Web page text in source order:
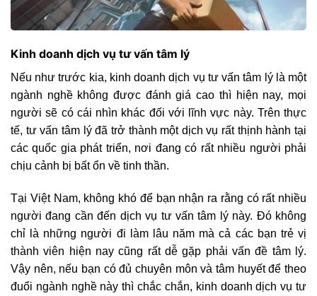
Kinh doanh dịch vụ tư vấn tâm lý
Nếu như trước kia, kinh doanh dịch vụ tư vấn tâm lý là một
ngành nghề không được đánh giá cao thì hiện nay, mọi
người sẽ có cái nhìn khác đối với lĩnh vực này. Trên thực
tế, tư vấn tâm lý đã trở thành một dịch vụ rất thịnh hành tại
các quốc gia phát triển, nơi đang có rất nhiều người phải
chịu cảnh bị bất ổn về tinh thần.
Tại Việt Nam, không khó để bạn nhận ra rằng có rất nhiều
người đang cần đến dịch vụ tư vấn tâm lý này. Đó không
chỉ là những người đi làm lâu năm mà cả các bạn trẻ vị
thành viên hiện nay cũng rất dễ gặp phải vấn đề tâm lý.
Vậy nên, nếu bạn có đủ chuyên môn và tâm huyết để theo
đuổi ngành nghề này thì chắc chắn, kinh doanh dịch vụ tư